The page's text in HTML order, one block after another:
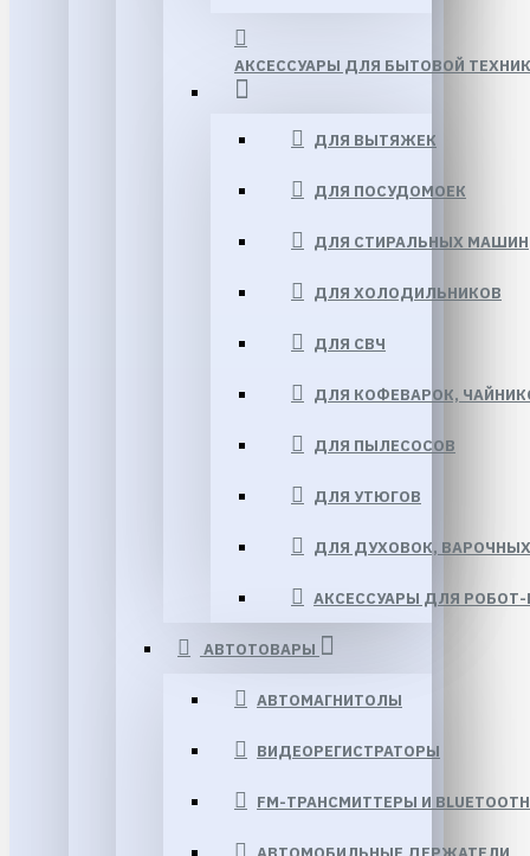
АКСЕССУАРЫ ДЛЯ БЫТОВОЙ
ДЛЯ ВЫТЯЖЕК
ДЛЯ ПОСУДОМОЕК
ДЛЯ СТИРАЛЬНЫХ МАШИН
ДЛЯ ХОЛОДИЛЬНИКОВ
ДЛЯ СВЧ
ДЛЯ КОФЕВАРОК,
ДЛЯ ПЫЛЕСОСОВ
ДЛЯ УТЮГОВ
ДЛЯ ДУХОВОК,
АКСЕССУАРЫ ДЛЯ
АВТОТОВАРЫ
АВТОМАГНИТОЛЫ
ВИДЕОРЕГИСТРАТОРЫ
FM-ТРАНСМИТТЕРЫ И